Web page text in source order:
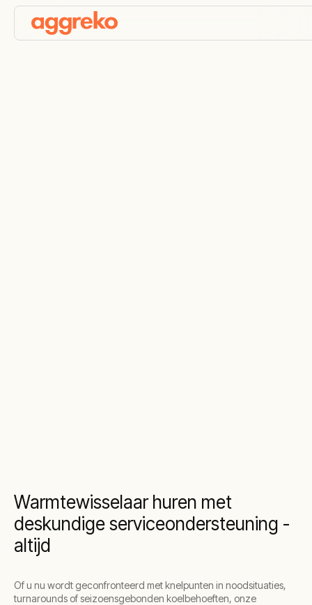
Warmtewisselaar huren met
deskundige serviceondersteuning -
altijd
Of u nu wordt geconfronteerd met knelpunten in noodsituaties,
turnarounds of seizoensgebonden koelbehoeften, onze